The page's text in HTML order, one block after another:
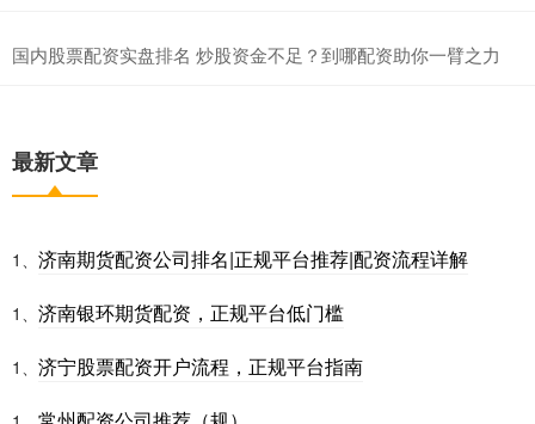
国内股票配资实盘排名 炒股资金不足？到哪配资助你一臂之力
最新文章
1、 济南期货配资公司排名|正规平台推荐|配资流程详解
1、 济南银环期货配资，正规平台低门槛
1、 济宁股票配资开户流程，正规平台指南